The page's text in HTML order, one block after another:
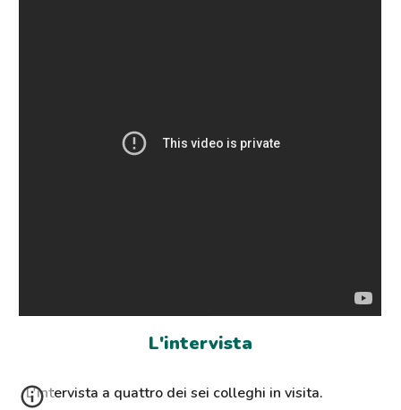
L'intervista
L'intervista a quattro dei sei colleghi in visita.